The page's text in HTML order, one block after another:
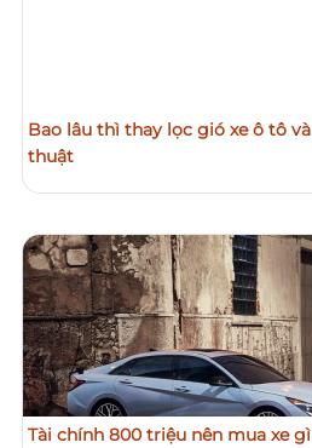
Bao lâu thì thay lọc gió xe ô tô
thuật
Tài chính 800 triệu nên mua xe